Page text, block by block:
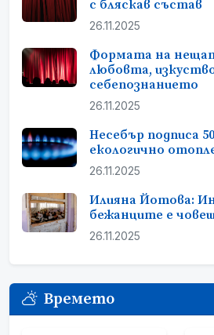
с бляскав състав
26.11.2025
Формата на
любовта,
себепознанието
26.11.2025
Несебър подписа
екологично
26.11.2025
Илияна Йотова:
бежанците е
26.11.2025
Времето